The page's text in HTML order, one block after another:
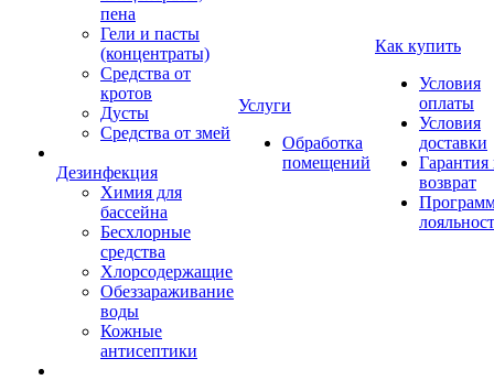
пена
Гели и пасты
(концентраты)
Средства от
кротов
Дусты
Средства от змей
Дезинфекция
Химия для
бассейна
Бесхлорные
средства
Хлорсодержащие
Обеззараживание
воды
Кожные
антисептики
Услуги
Обработка
помещений
Как купить
Условия
оплаты
Условия
доставки
Гарантия
возврат